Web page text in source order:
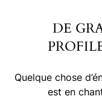
DE
Quelque chose
est en